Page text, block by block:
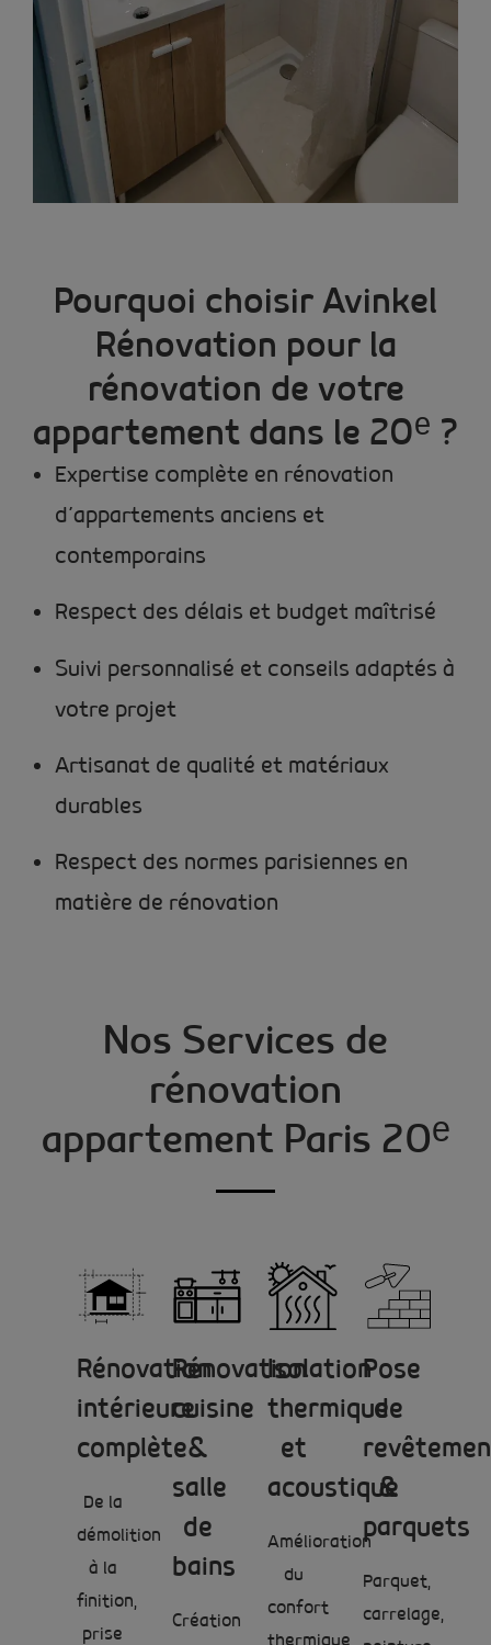
Pourquoi choisir Avinkel
Rénovation pour la
rénovation de votre
appartement dans le 20ᵉ ?
Expertise complète en rénovation
d’appartements anciens et
contemporains
Respect des délais et budget maîtrisé
Suivi personnalisé et conseils adaptés à
votre projet
Artisanat de qualité et matériaux
durables
Respect des normes parisiennes en
matière de rénovation
Nos Services de
rénovation
appartement Paris 20ᵉ
Rénovation
intérieure
complète
De la
démolition
à la
finition,
prise
Rénovation
cuisine
&
salle
de
bains
Création
Isolation
thermique
et
acoustique
Amélioration
du
confort
thermique
Pose
de
&
parquets
Parquet,
carrelage,